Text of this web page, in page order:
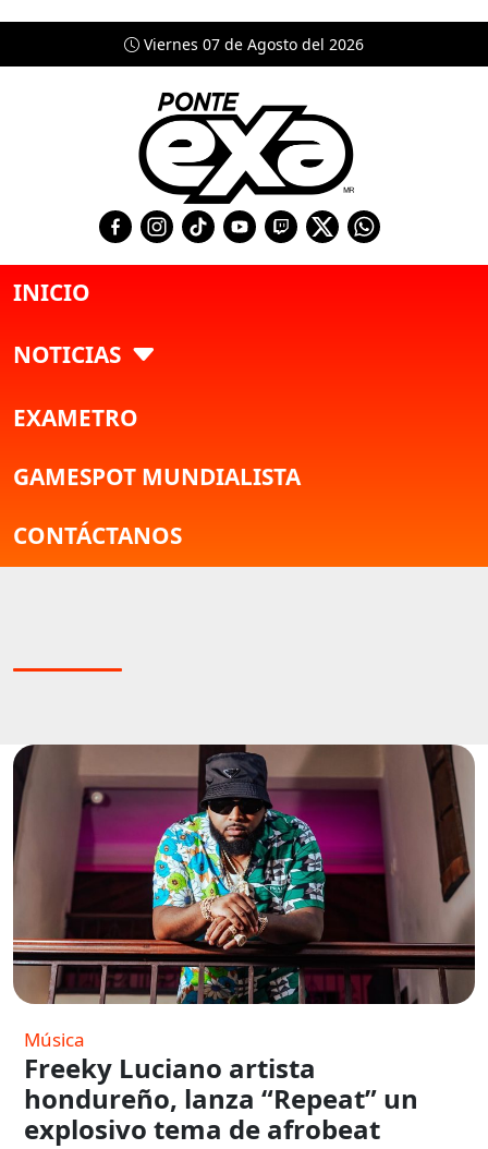
Viernes 07 de Agosto del 2026
INICIO
NOTICIAS
EXAMETRO
GAMESPOT MUNDIALISTA
CONTÁCTANOS
Música
Freeky Luciano artista
hondureño, lanza “Repeat” un
explosivo tema de afrobeat